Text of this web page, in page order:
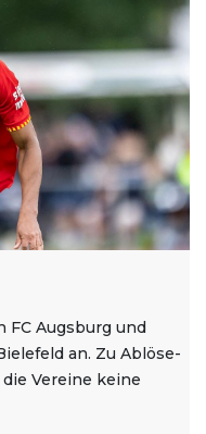
FC Augsburg und
an. Zu Ablöse-
Vereine keine